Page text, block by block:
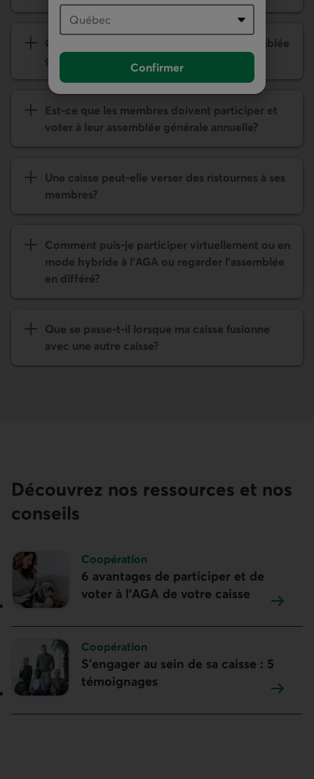
Confirmer
Quel est le délai de convocation de l’assemblée
générale annuelle?
Est-ce que les membres doivent participer et
voter à leur assemblée générale annuelle?
Une caisse peut-elle verser des ristournes à ses
membres?
Comment puis-je participer virtuelle­ment ou en
mode hybride à l'AGA ou regarder l'assemblée
en différé?
Que se passe-t-il lorsque ma caisse fusionne
avec une autre caisse?
Découvrez nos ressources et nos
conseils
Sujet :
Coopération
6 avantages de participer et de
voter à l’AGA de votre caisse
Sujet :
Coopération
S’engager au sein de sa caisse : 5
témoignages